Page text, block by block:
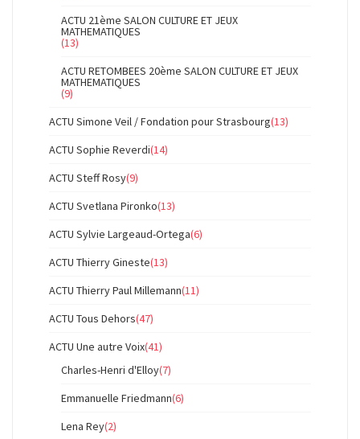
ACTU 21ème SALON CULTURE ET JEUX
MATHEMATIQUES
(13)
ACTU RETOMBEES 20ème SALON CULTURE ET JEUX
MATHEMATIQUES
(9)
ACTU Simone Veil / Fondation pour Strasbourg(13)
ACTU Sophie Reverdi(14)
ACTU Steff Rosy(9)
ACTU Svetlana Pironko(13)
ACTU Sylvie Largeaud-Ortega(6)
ACTU Thierry Gineste(13)
ACTU Thierry Paul Millemann(11)
ACTU Tous Dehors(47)
ACTU Une autre Voix(41)
Charles-Henri d'Elloy(7)
Emmanuelle Friedmann(6)
Lena Rey(2)